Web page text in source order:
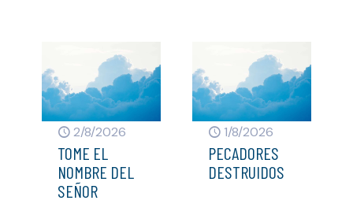
2/8/2026
TOME EL
NOMBRE DEL
SEÑOR
1/8/2026
PECADORES
DESTRUIDOS